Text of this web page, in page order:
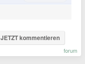
JETZT kommentieren
forum